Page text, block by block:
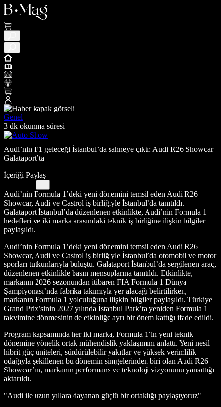
Genel
3 dk okunma süresi
Audi’nin F1 geleceği İstanbul’da sahneye çıktı: Audi R26 Showcar
Galataport’ta
İçeriği Paylaş
Audi’nin Formula 1’deki yeni dönemini temsil eden Audi R26
Showcar, Audi ve Castrol iş birliğiyle İstanbul’da tanıtıldı.
Galataport İstanbul’da düzenlenen etkinlikte, Audi’nin Formula 1
hedefleri ve iki marka arasındaki teknik iş birliğine ilişkin bilgiler
paylaşıldı.
Audi’nin Formula 1’deki yeni dönemini temsil eden Audi R26
Showcar, Audi ve Castrol iş birliğiyle İstanbul’da otomobil ve motor
sporları tutkunlarıyla buluştu. Galataport İstanbul’da sergilenen araç,
düzenlenen etkinlikle basın mensuplarına tanıtıldı. Etkinlikte,
markanın 2026 sezonundan itibaren FIA Formula 1 Dünya
Şampiyonası’nda fabrika takımıyla yer alacağı belirtilirken,
markanın Formula 1 yolculuğuna ilişkin bilgiler paylaşıldı. Türkiye
Grand Prix’sinin 2027 yılında İstanbul Park’ta yeniden Formula 1
takvimine dönmesinin de etkinliğe ayrı bir önem kattığı ifade edildi.
Program kapsamında her iki marka, Formula 1’in yeni teknik
dönemine yönelik ortak mühendislik yaklaşımını anlattı. Yeni nesil
hibrit güç üniteleri, sürdürülebilir yakıtlar ve yüksek verimlilik
odağıyla şekillenen bu dönemin simgelerinden biri olan Audi R26
Showcar’ın, markanın performans ve teknoloji vizyonunu yansıttığı
aktarıldı.
"Audi ile uzun yıllara dayanan güçlü bir ortaklığı paylaşıyoruz"